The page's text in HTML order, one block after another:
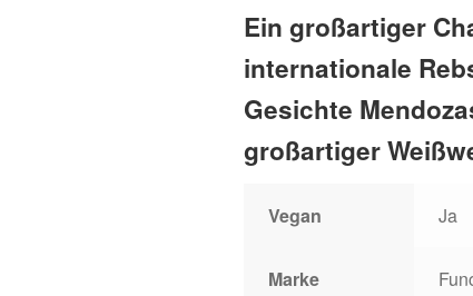
Ein großartiger
internationale
Gesichte
großartiger
Vegan Ja
Marke